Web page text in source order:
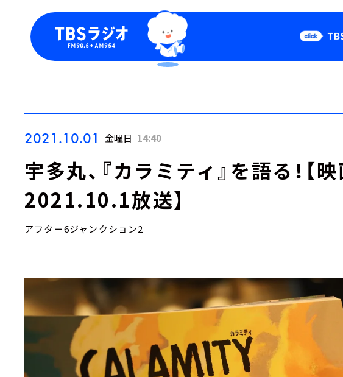
Podcast
2021.10.01 金曜日 14:40
宇多丸、『カラミティ』を語る！【
2021.10.1放送】
アフター6ジャンクション2